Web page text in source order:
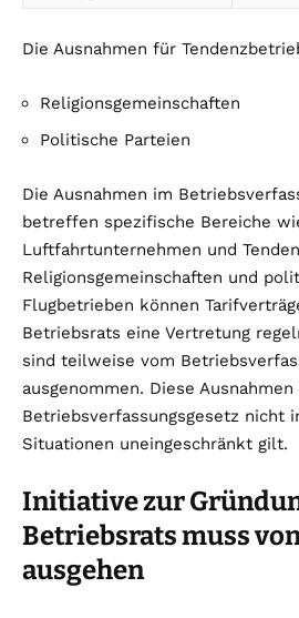
Die Ausnahmen für
Religionsgemeinschaften
Politische Parteien
Die Ausnahmen im
betreffen spezifische Bereiche
Luftfahrtunternehmen und
Religionsgemeinschaften und
Flugbetrieben können
Betriebsrats eine Vertretung
sind teilweise vom
ausgenommen. Diese
Betriebsverfassungsgesetz nicht
Situationen uneingeschränkt gilt.
Initiative zur
Betriebsrats muss
ausgehen